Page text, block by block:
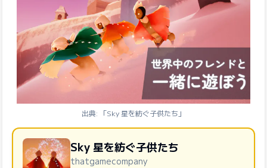
出典: 「Sky 星を紡ぐ子供たち」
Sky 星を紡ぐ子供たち
thatgamecompany